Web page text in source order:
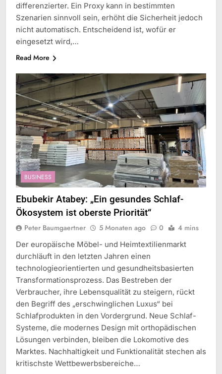
differenzierter. Ein Proxy kann in bestimmten
Szenarien sinnvoll sein, erhöht die Sicherheit jedoch
nicht automatisch. Entscheidend ist, wofür er
eingesetzt wird,…
Read More
BUSINESS
Ebubekir Atabey: „Ein gesundes Schlaf-
Ökosystem ist oberste Priorität“
Peter Baumgaertner 5 Monaten ago 0 4 mins
Der europäische Möbel- und Heimtextilienmarkt
durchläuft in den letzten Jahren einen
technologieorientierten und gesundheitsbasierten
Transformationsprozess. Das Bestreben der
Verbraucher, ihre Lebensqualität zu steigern, rückt
den Begriff des „erschwinglichen Luxus“ bei
Schlafprodukten in den Vordergrund. Neue Schlaf-
Systeme, die modernes Design mit orthopädischen
Lösungen verbinden, bleiben die Lokomotive des
Marktes. Nachhaltigkeit und Funktionalität stechen als
kritischste Wettbewerbsbereiche…